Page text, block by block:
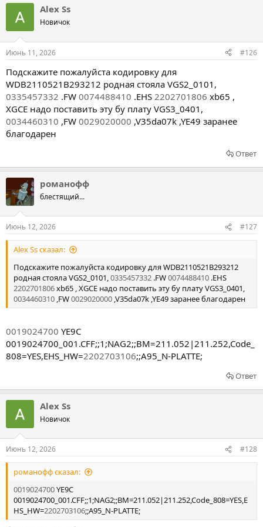
Alex Ss
Новичок
Июнь 11, 2026 #126
Подскажите пожалуйста кодировку для
WDB2110521B293212 родная стояла VGS2_0101,
0335457332 .FW 0074488410 .EHS 2202701806 xb65 ,
XGCE надо поставить эту бу плату VGS3_0401,
0034460310 ,FW 0029020000 ,V35da07k ,YE49 заранее
благодарен
Ответ
романофф
блестящий...
Июнь 12, 2026 #127
Alex Ss сказал:
Подскажите пожалуйста кодировку дляWDB2110521B293212
родная стояла VGS2_0101,0335457332 .FW0074488410 .EHS
2202701806xb65 , XGCE надо поставить эту бу плату VGS3_0401,
0034460310 ,FW0029020000 ,V35da07k ,YE49 заранее благодарен
0019024700 YE9C
0019024700_001.CFF;;1;NAG2;;BM=211.052|211.252,Code_
808=YES,EHS_HW=2202703106;;A95_N-PLATTE;
Ответ
Alex Ss
Новичок
Июнь 12, 2026 #128
романофф сказал:
0019024700YE9C
0019024700_001.CFF;;1;NAG2;;BM=211.052|211.252,Code_808=YES,E
HS_HW=2202703106;;A95_N-PLATTE;